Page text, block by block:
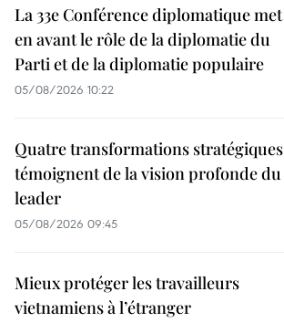
La 33e Conférence diplomatique met
en avant le rôle de la diplomatie du
Parti et de la diplomatie populaire
05/08/2026 10:22
Quatre transformations stratégiques
témoignent de la vision profonde du
leader
05/08/2026 09:45
Mieux protéger les travailleurs
vietnamiens à l’étranger